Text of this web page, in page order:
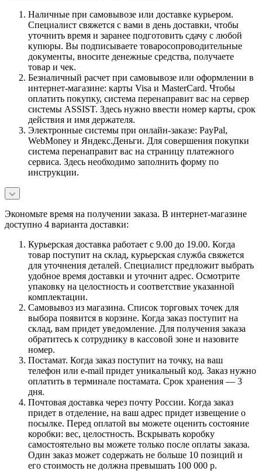
Наличные при самовывозе или доставке курьером.
Специалист свяжется с вами в день доставки, чтобы
уточнить время и заранее подготовить сдачу с любой
купюры. Вы подписываете товаросопроводительные
документы, вносите денежные средства, получаете
товар и чек.
Безналичный расчет при самовывозе или оформлении в
интернет-магазине: карты Visa и MasterCard. Чтобы
оплатить покупку, система перенаправит вас на сервер
системы ASSIST. Здесь нужно ввести номер карты, срок
действия и имя держателя.
Электронные системы при онлайн-заказе: PayPal,
WebMoney и Яндекс.Деньги. Для совершения покупки
система перенаправит вас на страницу платежного
сервиса. Здесь необходимо заполнить форму по
инструкции.
Экономьте время на получении заказа. В интернет-магазине
доступно 4 варианта доставки:
Курьерская доставка работает с 9.00 до 19.00. Когда
товар поступит на склад, курьерская служба свяжется
для уточнения деталей. Специалист предложит выбрать
удобное время доставки и уточнит адрес. Осмотрите
упаковку на целостность и соответствие указанной
комплектации.
Самовывоз из магазина. Список торговых точек для
выбора появится в корзине. Когда заказ поступит на
склад, вам придет уведомление. Для получения заказа
обратитесь к сотруднику в кассовой зоне и назовите
номер.
Постамат. Когда заказ поступит на точку, на ваш
телефон или e-mail придет уникальный код. Заказ нужно
оплатить в терминале постамата. Срок хранения — 3
дня.
Почтовая доставка через почту России. Когда заказ
придет в отделение, на ваш адрес придет извещение о
посылке. Перед оплатой вы можете оценить состояние
коробки: вес, целостность. Вскрывать коробку
самостоятельно вы можете только после оплаты заказа.
Один заказ может содержать не больше 10 позиций и
его стоимость не должна превышать 100 000 р.